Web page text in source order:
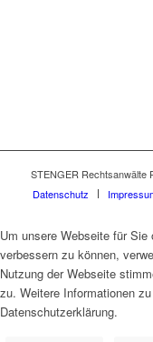
STENGER Rechtsanwälte
Datenschutz
Um unsere Webseite für
verbessern zu können,
Nutzung der Webseite
zu. Weitere Informationen
Datenschutzerklärung.